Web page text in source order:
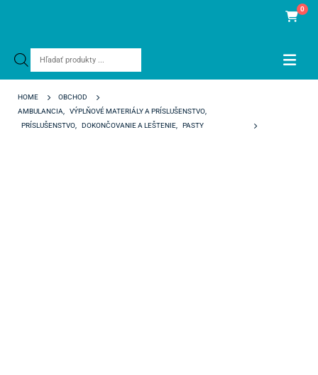
Products
0
HOME
OBCHOD
AMBULANCIA
VÝPLŇOVÉ MATERIÁLY A PRÍSLUŠENSTVO
PRÍSLUŠENSTVO
DOKONČOVANIE A LEŠTENIE
PASTY